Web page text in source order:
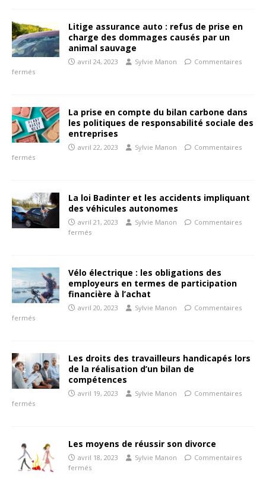
Litige assurance auto : refus de prise en
charge des dommages causés par un
animal sauvage
avril 24, 2023 Sylvie Manon
Commentaires
fermés
La prise en compte du bilan carbone dans
les politiques de responsabilité sociale des
entreprises
avril 22, 2023 Sylvie Manon
Commentaires
fermés
La loi Badinter et les accidents impliquant
des véhicules autonomes
avril 21, 2023 Sylvie Manon
Commentaires
fermés
Vélo électrique : les obligations des
employeurs en termes de participation
financière à l’achat
avril 20, 2023 Sylvie Manon
Commentaires
fermés
Les droits des travailleurs handicapés lors
de la réalisation d’un bilan de
compétences
avril 19, 2023 Sylvie Manon
Commentaires
fermés
Les moyens de réussir son divorce
avril 18, 2023 Sylvie Manon
Commentaires
fermés